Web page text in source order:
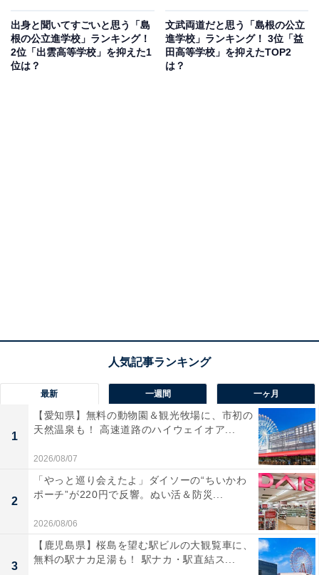
出身と聞いてすごいと思う「島
根の公立進学校」ランキング！
2位「出雲高等学校」を抑えた1
位は？
文武両道だと思う「島根の公立
進学校」ランキング！ 3位「益
田高等学校」を抑えたTOP2
は？
最新 一週間 一ヶ月
1
【愛知県】無料の動物園＆観光牧場に、市初の
天然温泉も！ 高速道路のハイウェイオア...
2026/08/07
2
「やっと巡り会えたよ」ダイソーの“ちいかわ
ポーチ”が220円で反響。ぬい活＆防災...
2026/08/06
3
【鹿児島県】桜島を望む駅ビルの大観覧車に、
無料の駅ナカ足湯も！ 駅ナカ・駅直結ス...